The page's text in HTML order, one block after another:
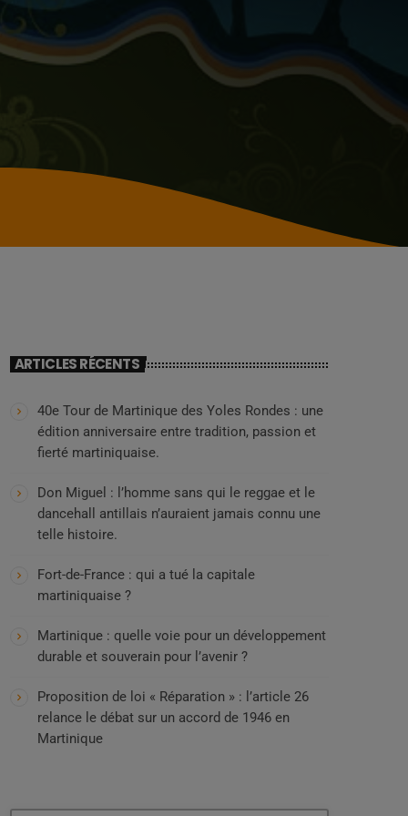
ARTICLES RÉCENTS
40e Tour de Martinique des Yoles Rondes : une
édition anniversaire entre tradition, passion et
fierté martiniquaise.
Don Miguel : l’homme sans qui le reggae et le
dancehall antillais n’auraient jamais connu une
telle histoire.
Fort-de-France : qui a tué la capitale
martiniquaise ?
Martinique : quelle voie pour un développement
durable et souverain pour l’avenir ?
Proposition de loi « Réparation » : l’article 26
relance le débat sur un accord de 1946 en
Martinique